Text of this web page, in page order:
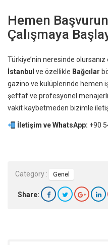
Hemen
Çalışmaya
Türkiye’nin neresinde
İstanbul ve özellikle Bağcılar
gazino ve kulüplerinde hemen
şeffaf ve profesyonel
vakit kaybetmeden bizimle
İletişim ve WhatsApp: +90
Category : Genel
Share: